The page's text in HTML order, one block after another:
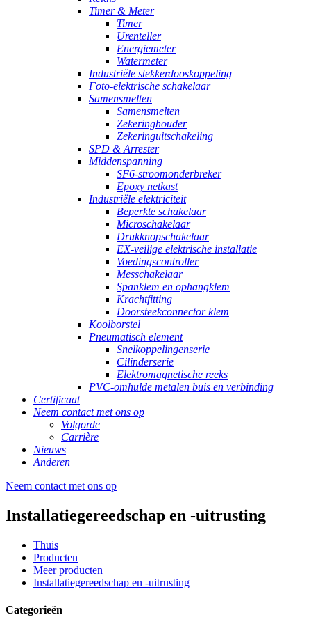
Timer & Meter
Timer
Urenteller
Energiemeter
Watermeter
Industriële stekkerdooskoppeling
Foto-elektrische schakelaar
Samensmelten
Samensmelten
Zekeringhouder
Zekeringuitschakeling
SPD & Arrester
Middenspanning
SF6-stroomonderbreker
Epoxy netkast
Industriële elektriciteit
Beperkte schakelaar
Microschakelaar
Drukknopschakelaar
EX-veilige elektrische installatie
Voedingscontroller
Messchakelaar
Spanklem en ophangklem
Krachtfitting
Doorsteekconnector klem
Koolborstel
Pneumatisch element
Snelkoppelingenserie
Cilinderserie
Elektromagnetische reeks
PVC-omhulde metalen buis en verbinding
Certificaat
Neem contact met ons op
Volgorde
Carrière
Nieuws
Anderen
Neem contact met ons op
Installatiegereedschap en -uitrusting
Thuis
Producten
Meer producten
Installatiegereedschap en -uitrusting
Categorieën